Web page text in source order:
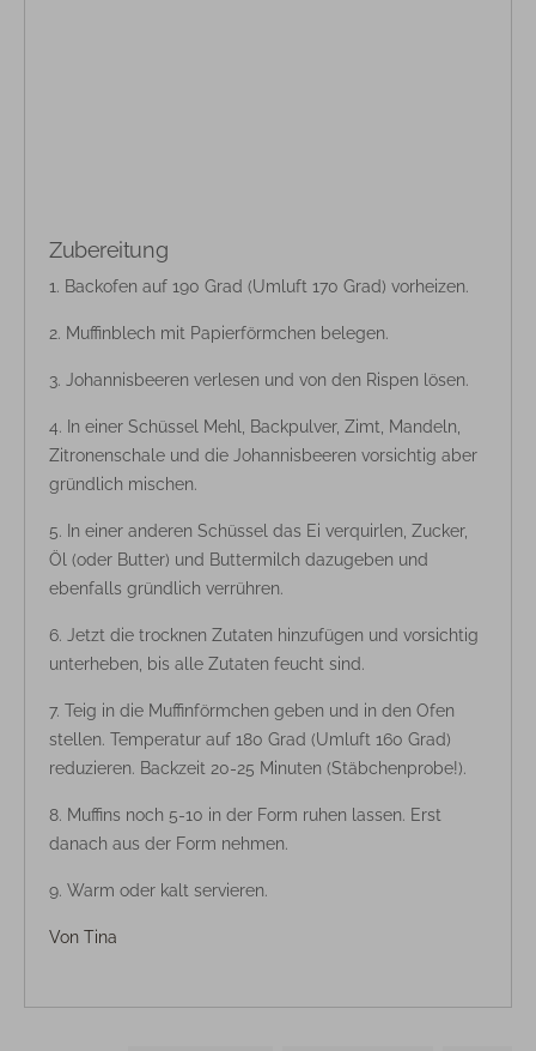
Zubereitung
Backofen auf 190 Grad (Umluft 170 Grad) vorheizen.
Muffinblech mit Papierförmchen belegen.
Johannisbeeren verlesen und von den Rispen lösen.
In einer Schüssel Mehl, Backpulver, Zimt, Mandeln,
Zitronenschale und die Johannisbeeren vorsichtig aber
gründlich mischen.
In einer anderen Schüssel das Ei verquirlen, Zucker,
Öl (oder Butter) und Buttermilch dazugeben und
ebenfalls gründlich verrühren.
Jetzt die trocknen Zutaten hinzufügen und vorsichtig
unterheben, bis alle Zutaten feucht sind.
Teig in die Muffinförmchen geben und in den Ofen
stellen. Temperatur auf 180 Grad (Umluft 160 Grad)
reduzieren. Backzeit 20-25 Minuten (Stäbchenprobe!).
Muffins noch 5-10 in der Form ruhen lassen. Erst
danach aus der Form nehmen.
Warm oder kalt servieren.
Von Tina